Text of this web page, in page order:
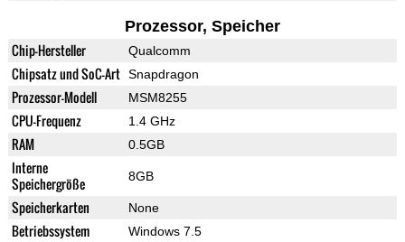
Prozessor, Speicher
Chip-Hersteller Qualcomm
Chipsatz und SoC-Art Snapdragon
Prozessor-Modell MSM8255
CPU-Frequenz 1.4 GHz
RAM 0.5GB
Interne
Speichergröße
8GB
Speicherkarten None
Betriebssystem Windows 7.5